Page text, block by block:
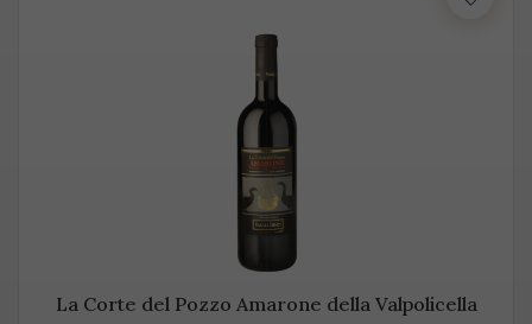
La Corte del Pozzo Amarone della Valpolicella